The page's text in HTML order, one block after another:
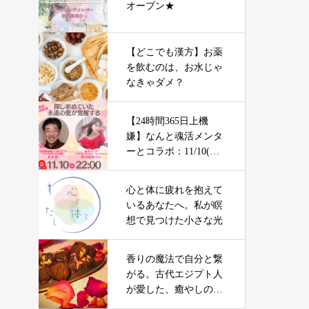
オープン★
【どこでも漢方】お薬
を飲むのは、お水じゃ
なきゃダメ？
【24時間365日上機
嫌】なんと魂活メンタ
ーとコラボ：11/10(日)
あり
心と体に疲れを抱えて
いるあなたへ。私が瞑
想で見つけた小さな光
香りの魔法で自分と繋
がる。古代エジプト人
が愛した、癒やしの香